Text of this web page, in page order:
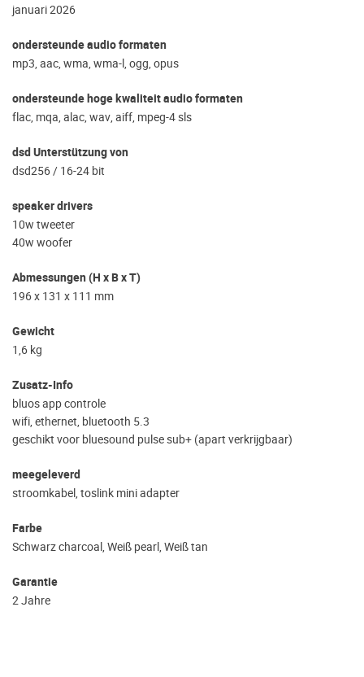
januari 2026
ondersteunde audio formaten
mp3, aac, wma, wma-l, ogg, opus
ondersteunde hoge kwaliteit audio formaten
flac, mqa, alac, wav, aiff, mpeg-4 sls
dsd Unterstützung von
dsd256 / 16-24 bit
speaker drivers
10w tweeter
40w woofer
Abmessungen (H x B x T)
196 x 131 x 111 mm
Gewicht
1,6 kg
Zusatz-Info
bluos app controle
wifi, ethernet, bluetooth 5.3
geschikt voor bluesound pulse sub+ (apart verkrijgbaar)
meegeleverd
stroomkabel, toslink mini adapter
Farbe
Schwarz charcoal, Weiß pearl, Weiß tan
Garantie
2 Jahre